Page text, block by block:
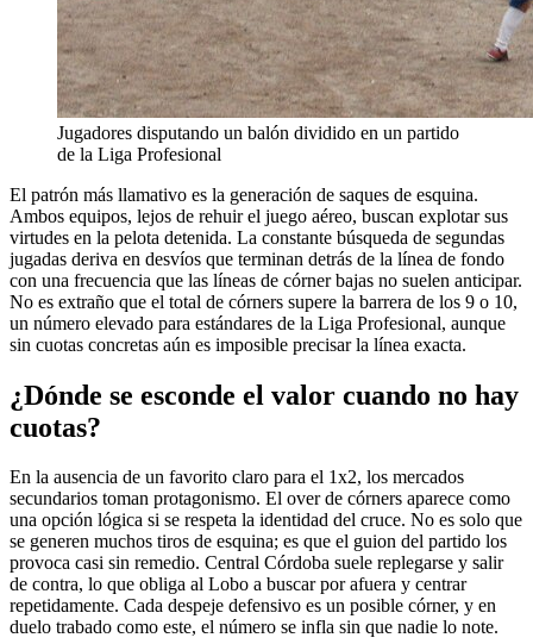
Jugadores disputando un balón dividido en un partido
de la Liga Profesional
El patrón más llamativo es la generación de saques de esquina.
Ambos equipos, lejos de rehuir el juego aéreo, buscan explotar sus
virtudes en la pelota detenida. La constante búsqueda de segundas
jugadas deriva en desvíos que terminan detrás de la línea de fondo
con una frecuencia que las líneas de córner bajas no suelen anticipar.
No es extraño que el total de córners supere la barrera de los 9 o 10,
un número elevado para estándares de la Liga Profesional, aunque
sin cuotas concretas aún es imposible precisar la línea exacta.
¿Dónde se esconde el valor cuando no hay
cuotas?
En la ausencia de un favorito claro para el 1x2, los mercados
secundarios toman protagonismo. El over de córners aparece como
una opción lógica si se respeta la identidad del cruce. No es solo que
se generen muchos tiros de esquina; es que el guion del partido los
provoca casi sin remedio. Central Córdoba suele replegarse y salir
de contra, lo que obliga al Lobo a buscar por afuera y centrar
repetidamente. Cada despeje defensivo es un posible córner, y en
duelo trabado como este, el número se infla sin que nadie lo note.